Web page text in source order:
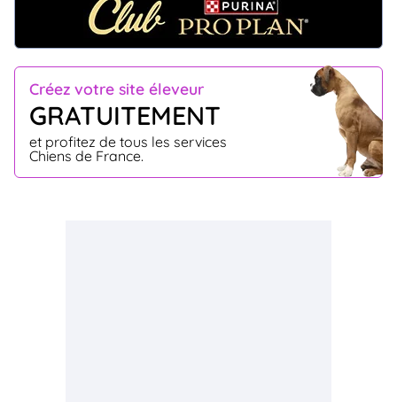
Créez votre site éleveur
GRATUITEMENT
et profitez de tous les services
Chiens de France.